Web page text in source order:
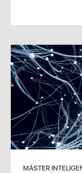
MÁSTER